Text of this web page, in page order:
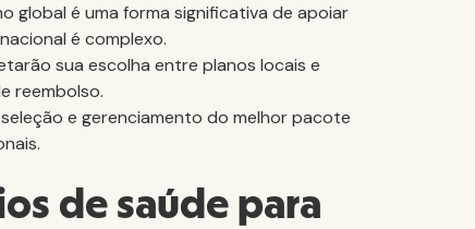
global é uma forma significativa de apoiar
é complexo.
sua escolha entre planos locais e
reembolso.
e gerenciamento do melhor pacote
de saúde para